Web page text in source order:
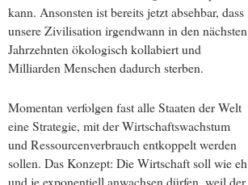
kann. Ansonsten ist bereits jetzt absehbar, dass
unsere Zivilisation irgendwann in den nächsten
Jahrzehnten ökologisch kollabiert und
Milliarden Menschen dadurch sterben.
Momentan verfolgen fast alle Staaten der Welt
eine Strategie, mit der Wirtschaftswachstum
und Ressourcenverbrauch entkoppelt werden
sollen. Das Konzept: Die Wirtschaft soll wie eh
und je exponentiell anwachsen dürfen, weil der